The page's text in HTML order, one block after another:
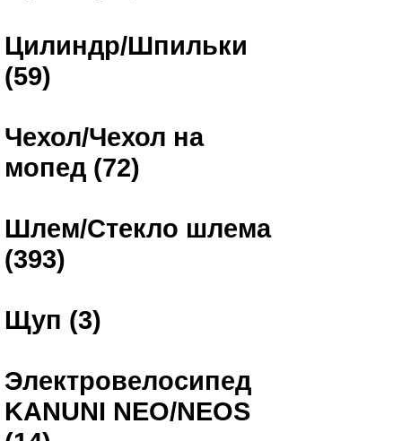
Цилиндр/Шпильки
(59)
Чехол/Чехол на
мопед (72)
Шлем/Стекло шлема
(393)
Щуп (3)
Электровелосипед
KANUNI NEO/NEOS